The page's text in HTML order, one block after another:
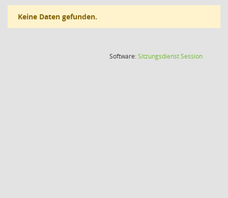
Keine Daten gefunden.
Software:SitzungsdienstSession(Wird in